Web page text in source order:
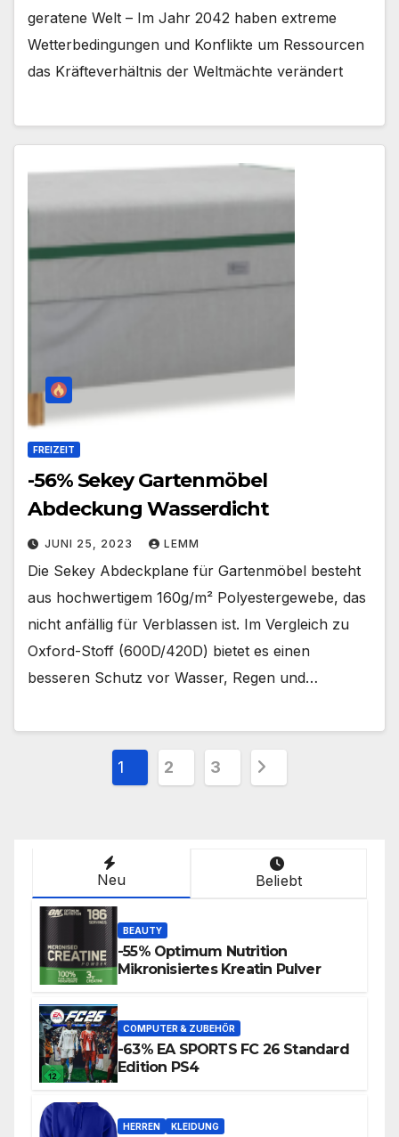
geratene Welt – Im Jahr 2042 haben extreme
Wetterbedingungen und Konflikte um Ressourcen
das Kräfteverhältnis der Weltmächte verändert
FREIZEIT
-56% Sekey Gartenmöbel
Abdeckung Wasserdicht
JUNI 25, 2023 LEMM
Die Sekey Abdeckplane für Gartenmöbel besteht
aus hochwertigem 160g/m² Polyestergewebe, das
nicht anfällig für Verblassen ist. Im Vergleich zu
Oxford-Stoff (600D/420D) bietet es einen
besseren Schutz vor Wasser, Regen und…
1 2 3
Neu Beliebt
BEAUTY
-55% Optimum Nutrition
Mikronisiertes Kreatin Pulver
COMPUTER & ZUBEHÖR
-63% EA SPORTS FC 26 Standard
Edition PS4
HERREN KLEIDUNG